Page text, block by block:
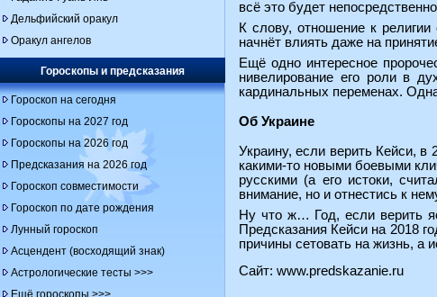
всё это будет
К слову, отношение к
начнёт влиять даже на
Ещё одно интересное
нивелирование его роли в
кардинальных переменах.
Об Украине
Украину, если верить Кейси, в
какими-то новыми боевыми
русскими (а его истоки,
внимание, но и отнестись к
Ну что ж… Год, если верить
Предсказания Кейси на 2018
причины сетовать на жизнь, а
Сайт: www.predskazanie.ru
Дельфийский оракул
Оракул ангелов
Гороскопы и предсказания
Гороскоп на сегодня
Гороскопы на 2027 год
Гороскопы на 2026 год
Предсказания на 2026 год
Гороскоп совместимости
Гороскоп по дате рождения
Лунный гороскоп
Асцендент (восходящий знак)
Астрологические тесты >>>
Ещё гороскопы >>>